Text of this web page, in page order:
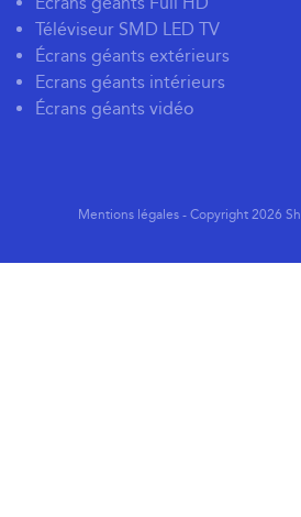
Téléviseur SMD LED TV
Écrans géants extérieurs
Ecrans géants intérieurs
Écrans géants vidéo
Mentions légales- Copyright 2026